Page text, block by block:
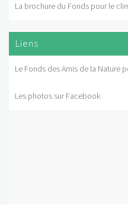
La brochure du Fonds pour le
Liens
Le Fonds des Amis de la Nature
Les photos sur Facebook